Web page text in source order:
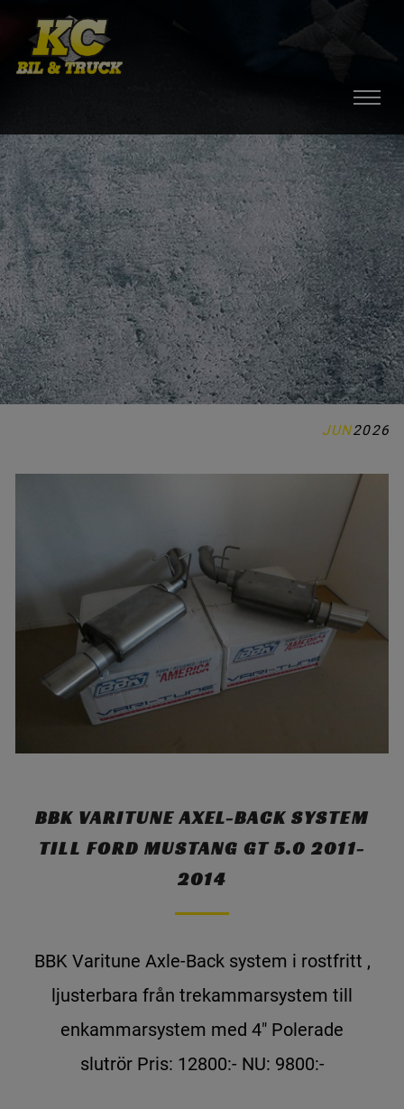
HEM
BILAR
MOPEDBILAR
TILLBEHÖR
DÄCK / FÄLGAR
JUN2026
BBK VARITUNE AXEL-BACK SYSTEM
TILL FORD MUSTANG GT 5.0 2011-
2014
BBK Varitune Axle-Back system i rostfritt ,
ljusterbara från trekammarsystem till
enkammarsystem med 4" Polerade
slutrör Pris: 12800:- NU: 9800:-